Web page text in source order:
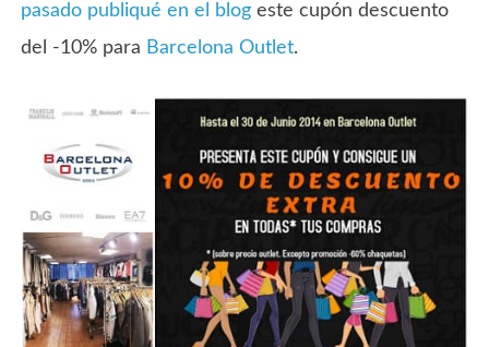
pasado publiqué en el blog este cupón descuento
del -10% para Barcelona Outlet.